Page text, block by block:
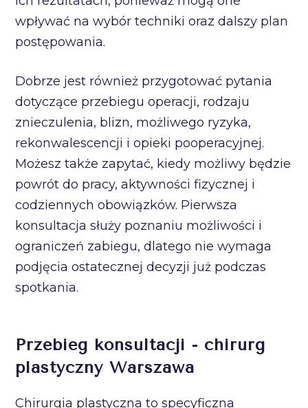
wpływać na wybór techniki oraz dalszy plan
postępowania.
Dobrze jest również przygotować pytania
dotyczące przebiegu operacji, rodzaju
znieczulenia, blizn, możliwego ryzyka,
rekonwalescencji i opieki pooperacyjnej.
Możesz także zapytać, kiedy możliwy będzie
powrót do pracy, aktywności fizycznej i
codziennych obowiązków. Pierwsza
konsultacja służy poznaniu możliwości i
ograniczeń zabiegu, dlatego nie wymaga
podjęcia ostatecznej decyzji już podczas
spotkania.
Przebieg konsultacji - chirurg
plastyczny Warszawa
Chirurgia plastyczna to specyficzna